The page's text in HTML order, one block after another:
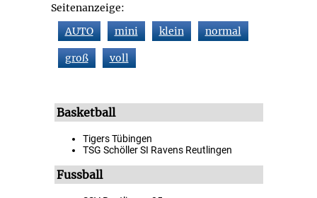
Seitenanzeige:
AUTO
mini klein normal
groß voll
Basketball
Tigers Tübingen
TSG Schöller SI Ravens Reutlingen
Fussball